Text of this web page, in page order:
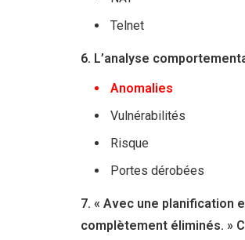
Telnet
6. L’analyse
Anomalies
Vulnérabilités
Risque
Portes dérobées
7. « Avec une planification
complètement éliminés. »